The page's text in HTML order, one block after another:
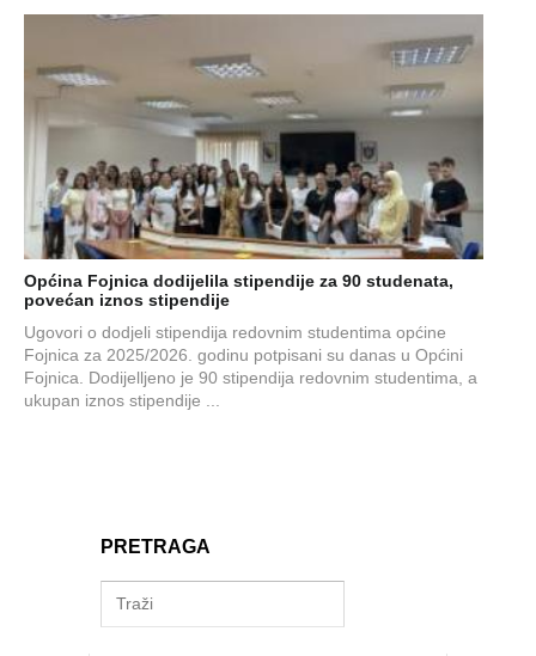
Općina Fojnica dodijelila stipendije za 90 studenata,
povećan iznos stipendije
Ugovori o dodjeli stipendija redovnim studentima općine
Fojnica za 2025/2026. godinu potpisani su danas u Općini
Fojnica. Dodijelljeno je 90 stipendija redovnim studentima, a
ukupan iznos stipendije ...
PRETRAGA